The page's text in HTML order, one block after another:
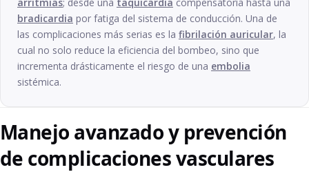
bradicardia por fatiga del sistema de conducción. Una de
las complicaciones más serias es la fibrilación auricular, la
cual no solo reduce la eficiencia del bombeo, sino que
incrementa drásticamente el riesgo de una embolia
sistémica.
Manejo avanzado y prevención
de complicaciones vasculares